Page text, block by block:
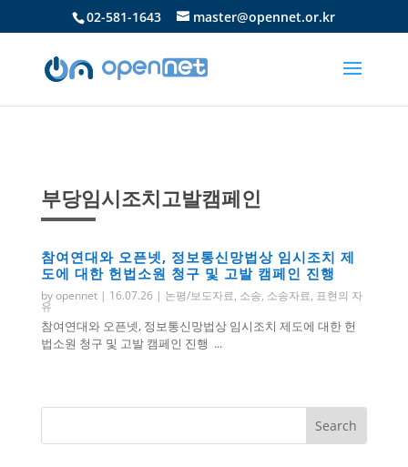
02-581-1643 master@opennet.or.kr
부당임시조치고발캠페인
참여연대와 오픈넷, 정보통신망법상 임시조치 제
도에 대한 헌법소원 청구 및 고발 캠페인 진행
byopennet| 16.07.26| 논평/보도자료, 소송, 소송자료, 표현의 자
유
참여연대와 오픈넷, 정보통신망법상 임시조치 제도에 대한 헌
법소원 청구 및 고발 캠페인 진행 ...